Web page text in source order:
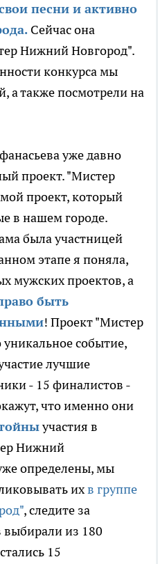
песни и активно
Сейчас она
Нижний Новгород".
конкурса мы
а также посмотрели на
уже давно
проект. "Мистер
проект, который
в нашем городе.
была участницей
этапе я поняла,
мужских проектов, а
быть
! Проект "Мистер
событие,
лучшие
- 15 финалистов -
что именно они
участия в
Нижний
определены, мы
ихв группе
, следите за
из 180
15